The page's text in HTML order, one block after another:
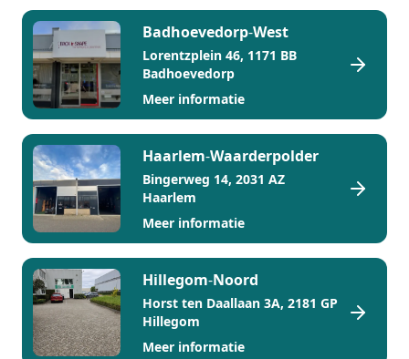
Badhoevedorp-West
Lorentzplein 46, 1171 BB
Badhoevedorp
Meer informatie
Haarlem-Waarderpolder
Bingerweg 14, 2031 AZ
Haarlem
Meer informatie
Hillegom-Noord
Horst ten Daallaan 3A, 2181 GP
Hillegom
Meer informatie